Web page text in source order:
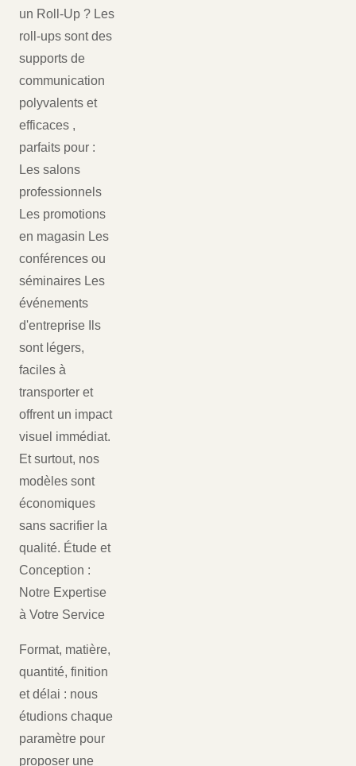
un Roll-Up ? Les
roll-ups sont des
supports de
communication
polyvalents et
efficaces ,
parfaits pour :
Les salons
professionnels
Les promotions
en magasin Les
conférences ou
séminaires Les
événements
d'entreprise Ils
sont légers,
faciles à
transporter et
offrent un impact
visuel immédiat.
Et surtout, nos
modèles sont
économiques
sans sacrifier la
qualité. Étude et
Conception :
Notre Expertise
à Votre Service
Format, matière,
quantité, finition
et délai : nous
étudions chaque
paramètre pour
proposer une